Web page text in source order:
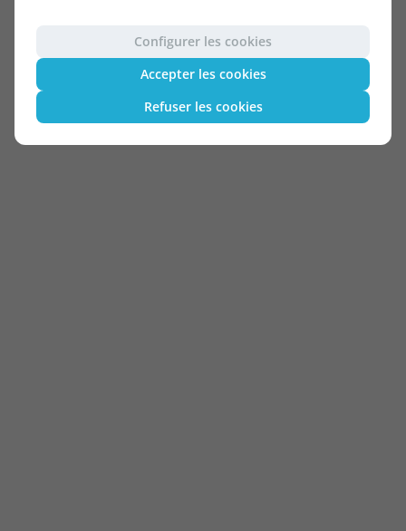
Configurer les cookies
Accepter les cookies
Refuser les cookies